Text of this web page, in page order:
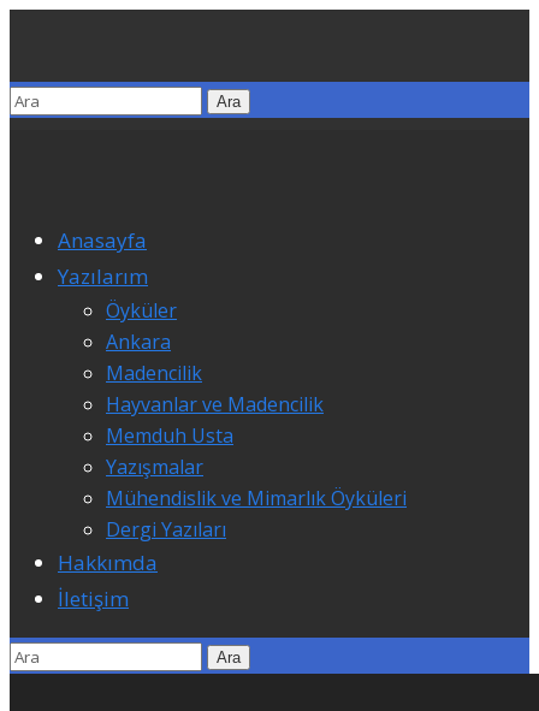
Anasayfa
Yazılarım
Öyküler
Ankara
Madencilik
Hayvanlar ve Madencilik
Memduh Usta
Yazışmalar
Mühendislik ve Mimarlık Öyküleri
Dergi Yazıları
Hakkımda
İletişim